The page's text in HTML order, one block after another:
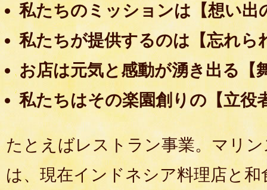
私たちのミッションは【想い出
私たちが提供するのは【忘れら
お店は元気と感動が湧き出る【
私たちはその楽園創りの【立役
たとえばレストラン事業。マリ
は、現在インドネシア料理店と